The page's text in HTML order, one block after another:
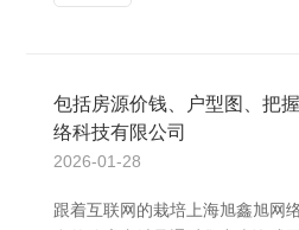
包括房源价钱、户型图、把
络科技有限公司
2026-01-28
跟着互联网的栽培上海旭鑫旭网